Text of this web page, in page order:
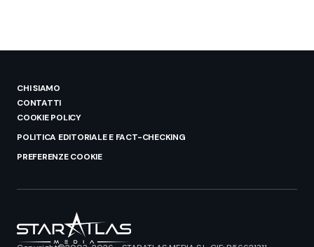
CHI SIAMO
CONTATTI
COOKIE POLICY
POLITICA EDITORIALE E FACT-CHECKING
PREFERENZE COOKIE